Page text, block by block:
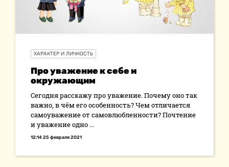
ХАРАКТЕР И ЛИЧНОСТЬ
Про уважение к себе и
окружающим
Сегодня расскажу про уважение. Почему оно так
важно, в чём его особенность? Чем отличается
самоуважение от самовлюбленности? Почтение
и уважение одно ...
12:14 25 февраля 2021